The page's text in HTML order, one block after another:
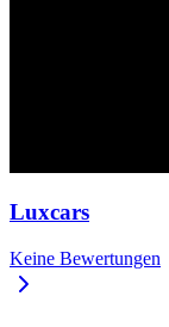
Luxcars
Keine Bewertungen